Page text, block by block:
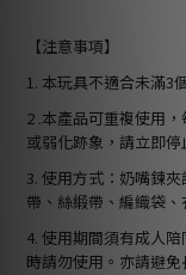
【注意事項】
1. 本玩具不適合未滿3
2 .本產品可重複使用
或弱化跡象，請立即停
3. 使用方式：奶嘴鍊
帶、絲緞帶、編織袋
4. 使用期間須有成人
時請勿使用。亦請避